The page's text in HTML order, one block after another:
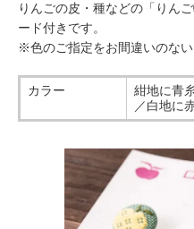
りんごの皮・種などの「りん
ード付きです。
※色のご指定をお間違いのない
カラー
紺地に青
／白地に